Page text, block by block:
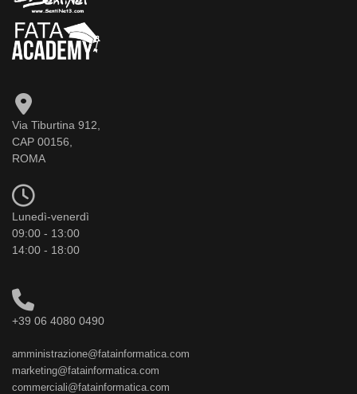
Via Tiburtina 912,
CAP 00156,
ROMA
Lunedì-venerdì
09:00 - 13:00
14:00 - 18:00
+39 06 4080 0490
amministrazione@fatainformatica.com
marketing@fatainformatica.com
commerciali@fatainformatica.com